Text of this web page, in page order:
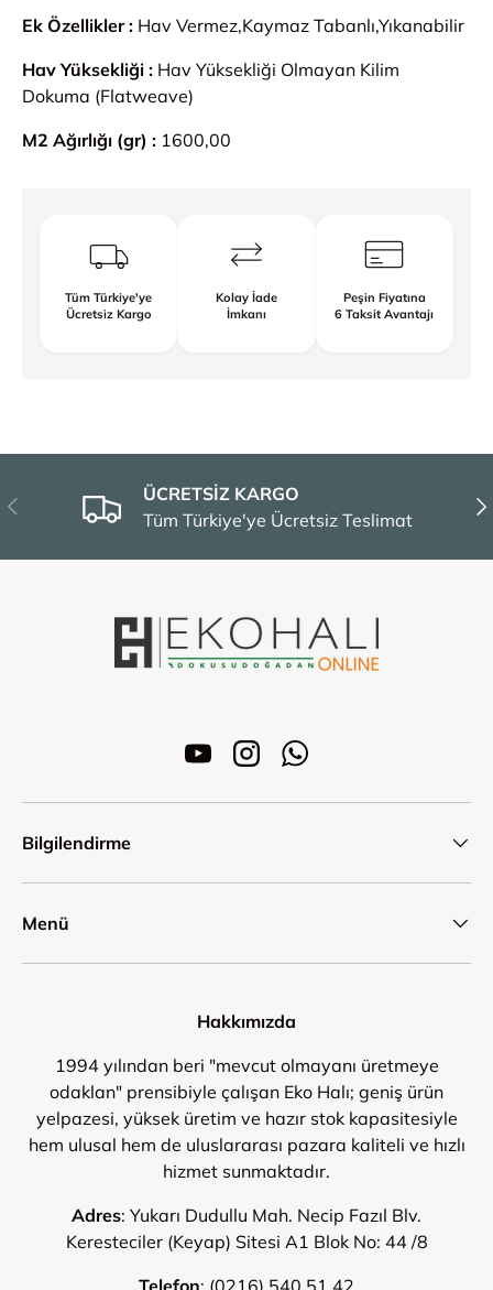
Ek Özellikler : Hav Vermez,Kaymaz Tabanlı,Yıkanabilir
Hav Yüksekliği : Hav Yüksekliği Olmayan Kilim
Dokuma (Flatweave)
M2 Ağırlığı (gr) : 1600,00
Tüm Türkiye'ye
Ücretsiz Kargo
Kolay İade
İmkanı
Peşin Fiyatına
6 Taksit Avantajı
Önceki
ÜCRETSİZ KARGO
Tüm Türkiye'ye Ücretsiz Teslimat
YouTubeInstagramWhatsApp
Bilgilendirme
Menü
Hakkımızda
1994 yılından beri "mevcut olmayanı üretmeye
odaklan" prensibiyle çalışan Eko Halı; geniş ürün
yelpazesi, yüksek üretim ve hazır stok kapasitesiyle
hem ulusal hem de uluslararası pazara kaliteli ve hızlı
hizmet sunmaktadır.
Adres: Yukarı Dudullu Mah. Necip Fazıl Blv.
Keresteciler (Keyap) Sitesi A1 Blok No: 44 /8
Telefon: (0216) 540 51 42